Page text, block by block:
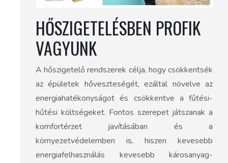
HŐSZIGETELÉSBEN PROFIK
VAGYUNK
A hőszigetelő rendszerek célja, hogy csökkentsék
az épületek hőveszteségét, ezáltal növelve az
energiahatékonyságot és csökkentve a fűtési-
hűtési költségeket. Fontos szerepet játszanak a
komfortérzet javításában és a
környezetvédelemben is, hiszen kevesebb
energiafelhasználás kevesebb károsanyag-